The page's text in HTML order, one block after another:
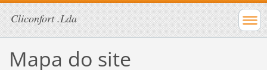
Cliconfort .Lda
Mapa do site